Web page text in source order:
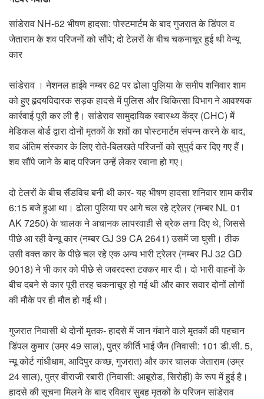
सांडेराव NH-62 भीषण हादसा: पोस्टमार्टम के बाद गुजरात के डिंपल व
जेताराम के शव परिजनों को सौंपे; दो टेलरों के बीच चकनाचूर हुई थी वेन्यू
कार
सांडेराव । नेशनल हाईवे नम्बर 62 पर ढोला पुलिया के समीप शनिवार शाम
को हुए हृदयविदारक सड़क हादसे में पुलिस और चिकित्सा विभाग ने आवश्यक
कार्रवाई पूरी कर ली है। सांडेराव सामुदायिक स्वास्थ्य केंद्र (CHC) में
मेडिकल बोर्ड द्वारा दोनों मृतकों के शवों का पोस्टमार्टम संपन्न करने के बाद,
शव अंतिम संस्कार के लिए रोते-बिलखते परिजनों को सुपुर्द कर दिए गए हैं।
शव सौंपे जाने के बाद परिजन उन्हें लेकर रवाना हो गए।
दो टेलरों के बीच सैंडविच बनी थी कार- यह भीषण हादसा शनिवार शाम करीब
6:15 बजे हुआ था। ढोला पुलिया पर आगे चल रहे ट्रेलर (नम्बर NL 01
AK 7250) के चालक ने अचानक लापरवाही से ब्रेक लगा दिए थे, जिससे
पीछे आ रही वेन्यू कार (नम्बर GJ 39 CA 2641) उसमें जा घुसी। ठीक
उसी वक्त कार के पीछे चल रहे एक अन्य भारी ट्रेलर (नम्बर RJ 32 GD
9018) ने भी कार को पीछे से जबरदस्त टक्कर मार दी। दो भारी वाहनों के
बीच दबने से कार पूरी तरह चकनाचूर हो गई थी और कार सवार दोनों लोगों
की मौके पर ही मौत हो गई थी।
गुजरात निवासी थे दोनों मृतक- हादसे में जान गंवाने वाले मृतकों की पहचान
डिंपल कुमार (उम्र 49 साल), पुत्र कीर्ति भाई जैन (निवासी: 101 डी.सी. 5,
न्यू कोर्ट गांधीधाम, आदिपुर कच्छ, गुजरात) और कार चालक जेताराम (उम्र
24 साल), पुत्र वीराजी रबारी (निवासी: आबूरोड, सिरोही) के रूप में हुई है।
हादसे की सूचना मिलने के बाद रविवार सुबह मृतकों के परिजन सांडेराव